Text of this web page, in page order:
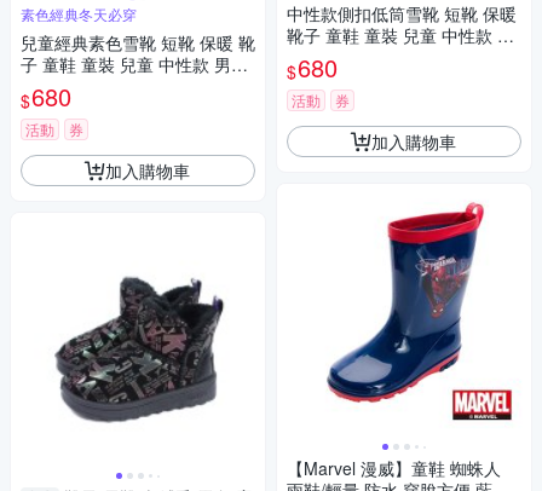
素色經典冬天必穿
兒童經典素色雪靴 短靴 保暖 靴
子 童鞋 童裝 兒童 中性款 男童
女童【BB7024】
$680
活動 券
加入購物車
中性款側扣低筒雪靴 短靴 保暖
靴子 童鞋 童裝 兒童 中性款 男
童 女童【BB7025】
$680
活動 券
加入購物車
【Marvel 漫威】童鞋 蜘蛛人